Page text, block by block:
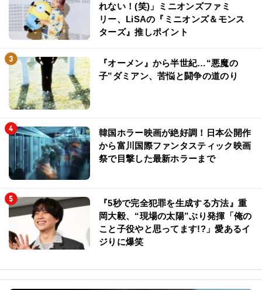
れない！(笑)」ミニオンズファミ
リー、LiSAの『ミニオンズ＆モンス
ターズ』推しポイント
『オーメン』から半世紀…“悪魔の
子”ダミアン、苦悩と闘争の道のり
韓国ホラー映画が絶好調！日本公開作
から富川国際ファンタスティック映画
祭で目撃した最新ホラーまで
『5秒で完全犯罪を生成する方法』重
岡大毅、“現場の太陽”ぶり発揮「俺の
こと子役やと思ってます!?」愛あるイ
ジりに爆笑